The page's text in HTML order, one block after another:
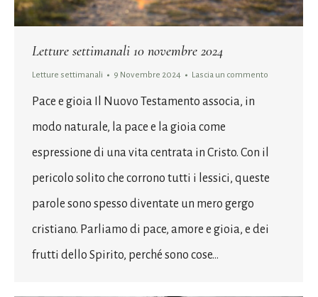
Letture settimanali 10 novembre 2024
Letture settimanali 9 Novembre 2024 Lascia un commento
Pace e gioia Il Nuovo Testamento associa, in
modo naturale, la pace e la gioia come
espressione di una vita centrata in Cristo. Con il
pericolo solito che corrono tutti i lessici, queste
parole sono spesso diventate un mero gergo
cristiano. Parliamo di pace, amore e gioia, e dei
frutti dello Spirito, perché sono cose…